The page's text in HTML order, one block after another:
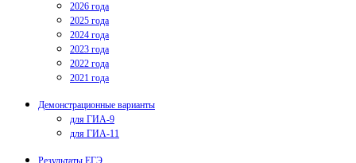
2026 года
2025 года
2024 года
2023 года
2022 года
2021 года
Демонстрационные варианты
для ГИА-9
для ГИА-11
Результаты ЕГЭ